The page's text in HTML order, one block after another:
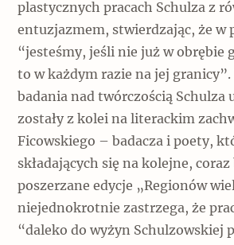
plastycznych pracach Schulza z
entuzjazmem, stwierdzając, że w
“jesteśmy, jeśli nie już w obrębie
to w każdym razie na jej granicy”.
badania nad twórczością Schulza
zostały z kolei na literackim
Ficowskiego ­– badacza i poety,
składających się na kolejne,
poszerzane edycje „Regionów
niejednokrotnie zastrzega, że
“daleko do wyżyn Schulzowskiej